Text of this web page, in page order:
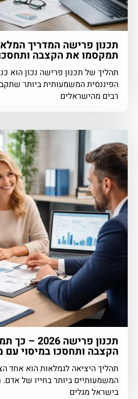
תמקסמו את הקצבה
תהליך של תכנון פרישה נכון הוא
הפיננסית המשמעותית ביותר
רבים מהישראלים
תכנון פרישה
הקצבה ותחסכו במיסוי עם
תהליך היציאה לגמלאות הוא אחד
המשמעותיים ביותר בחייו של
בישראל מגלים